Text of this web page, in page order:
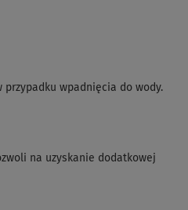
przypadku wpadnięcia do wody.
na uzyskanie dodatkowej